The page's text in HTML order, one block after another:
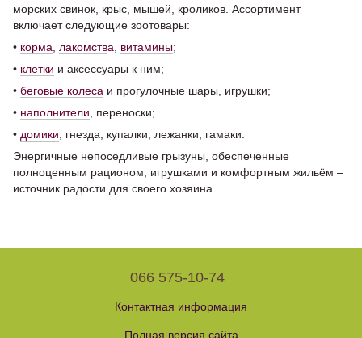
морских свинок, крыс, мышей, кроликов. Ассортимент
включает следующие зоотовары:
• корма лакомства витамины;
• клетки и аксессуары к ним;
• беговые колеса и прогулочные шары, игрушки;
• наполнители , переноски;
• домики , гнезда, купалки, лежанки, гамаки.
Энергичные непоседливые грызуны, обеспеченные
полноценным рационом, игрушками и комфортным жильём –
источник радости для своего хозяина.
066 575-10-74
Контактная информация
Полная версия сайта